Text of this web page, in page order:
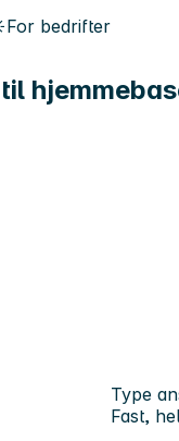
For bedrifter
Type
Fast,